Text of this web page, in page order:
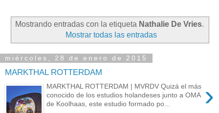
Mostrando entradas con la etiqueta Nathalie De Vries.
Mostrar todas las entradas
miércoles, 28 de enero de 2015
MARKTHAL ROTTERDAM
›
MARKTHAL ROTTERDAM | MVRDV Quizá el más
conocido de los estudios holandeses junto a OMA
de Koolhaas, este estudio formado po...